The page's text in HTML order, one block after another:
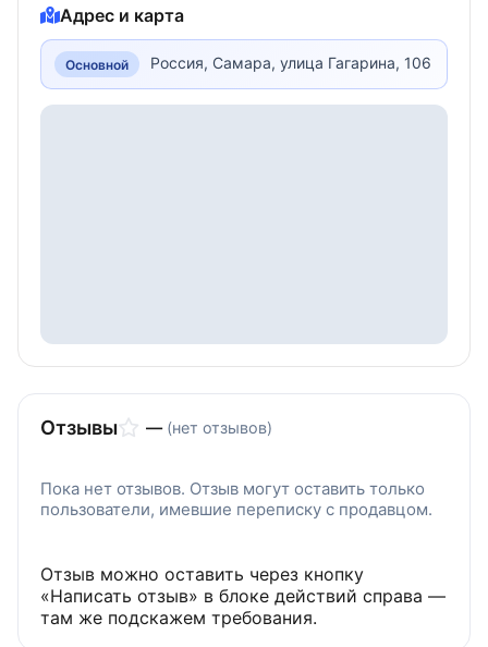
Адрес и карта
Основной Россия, Самара, улица Гагарина, 106
Отзывы — (нет отзывов)
Пока нет отзывов. Отзыв могут оставить только
пользователи, имевшие переписку с продавцом.
Отзыв можно оставить через кнопку
«Написать отзыв» в блоке действий справа —
там же подскажем требования.